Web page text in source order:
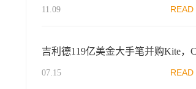
药工业发展规划指南》
11.09
吉利德119亿美金大手笔并购Kite，
动化技术有望“风口”起飞
07.15